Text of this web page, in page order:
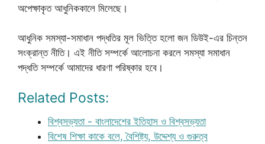
অপেক্ষাকৃত আধুনিককালে মিলেছে।
আধুনিক সমস্যা-সমাধান পদ্ধতির মূল ভিত্তি হলো জন ডিউই-এর চিন্তন
সংক্রান্ত নীতি। এই নীতি সম্পর্কে আলোচনা করলে সমস্যা সমাধান
পদ্ধতি সম্পর্কে আমাদের ধারণা পরিষ্কার হবে।
Related Posts:
বিশ্বসভ্যতা - বাংলাদেশের ইতিহাস ও বিশ্বসভ্যতা
বিশেষ শিক্ষা কাকে বলে, বৈশিষ্ট্য, উদ্দেশ্য ও গুরুত্ব